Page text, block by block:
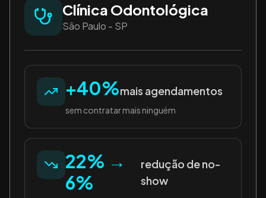
Clínica Odontológica
São Paulo - SP
+40%mais agendamentos
sem contratar mais ninguém
22% →
6%
redução de no-
show